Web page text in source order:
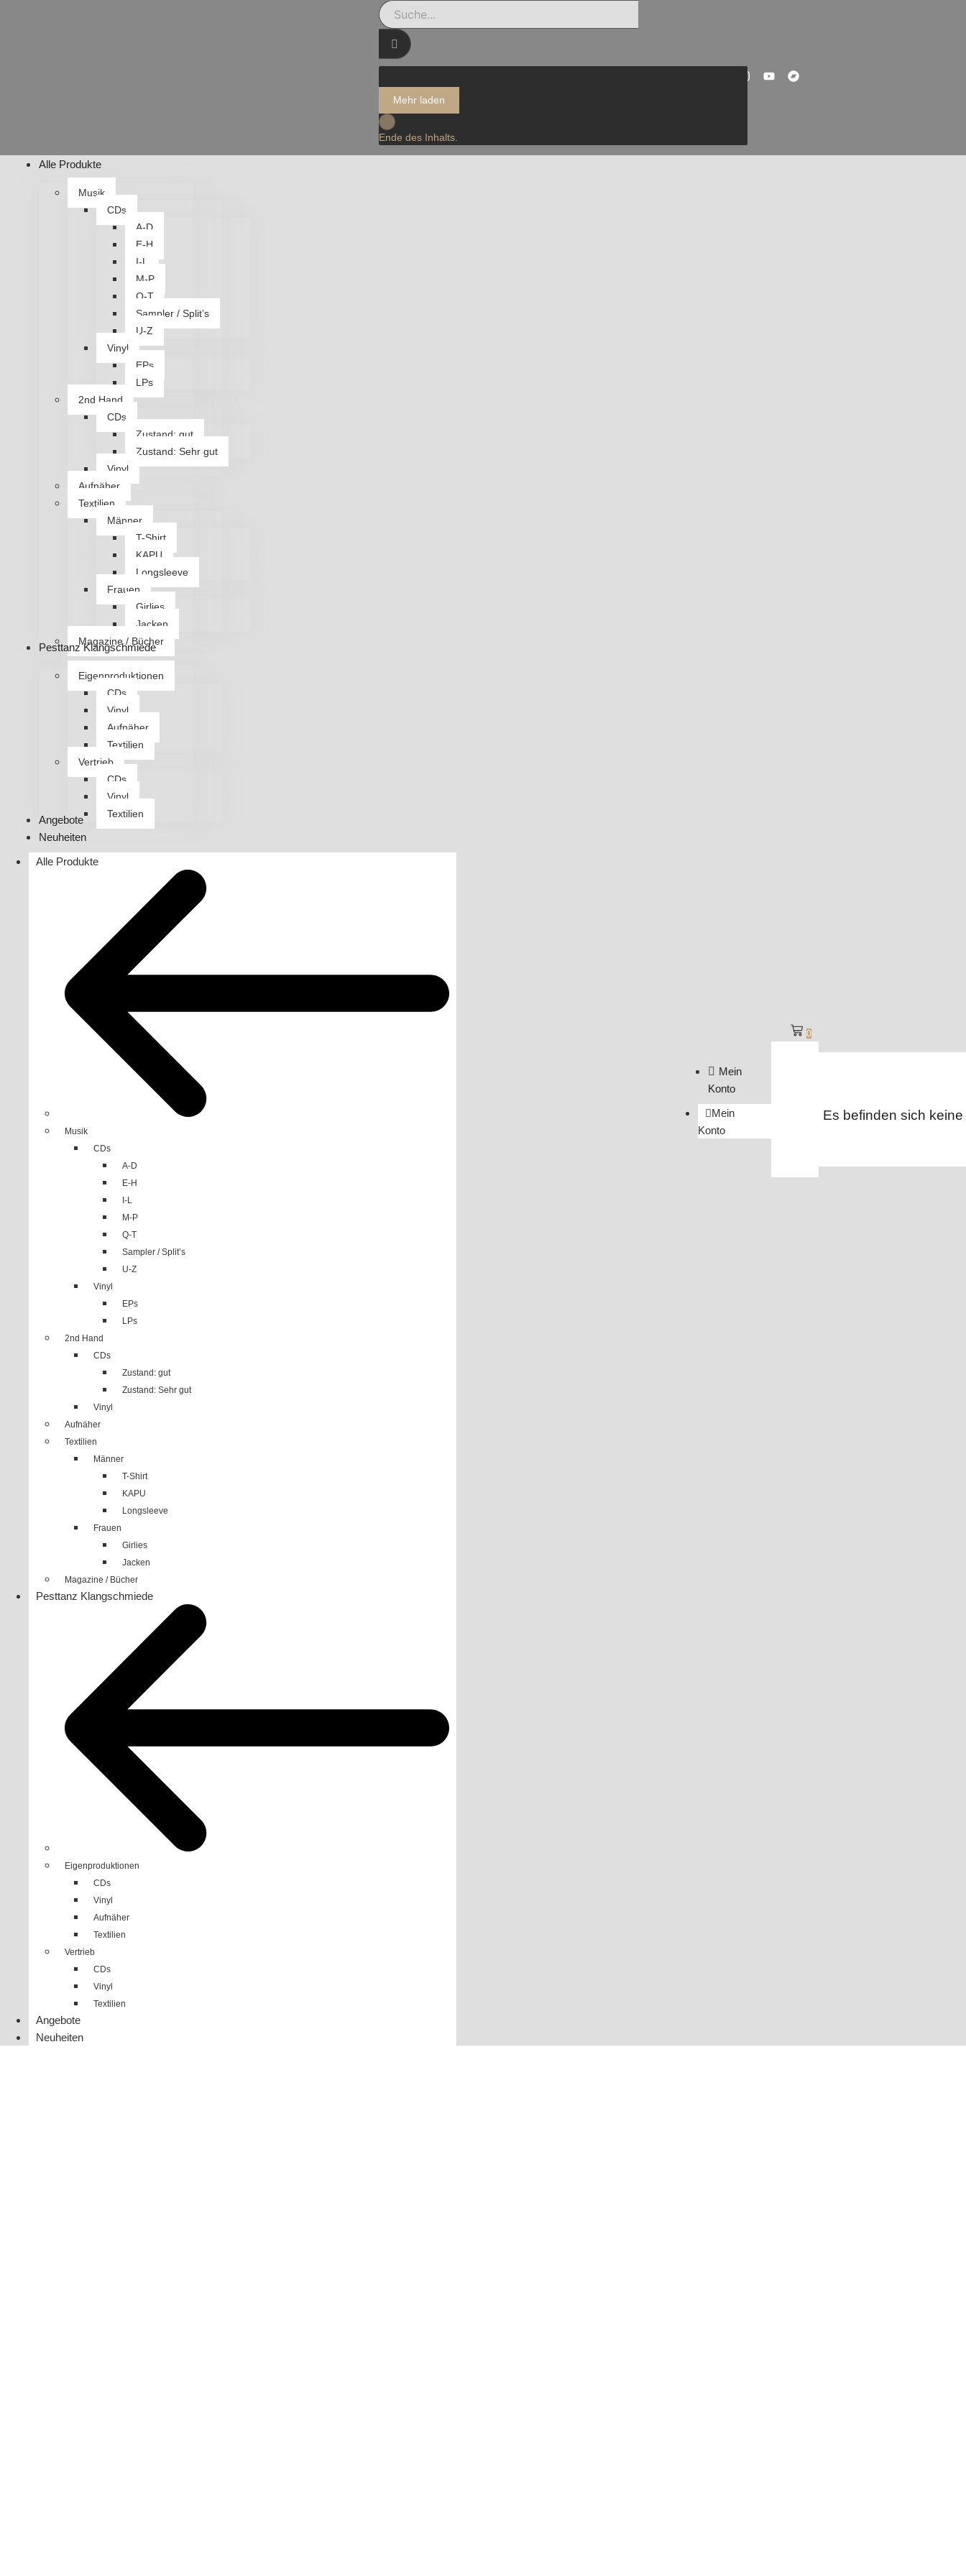
Mehr laden
Ende des Inhalts.
Alle Produkte
Musik
CDs
A-D
E-H
I-L
M-P
Q-T
Sampler / Split’s
U-Z
Vinyl
EPs
LPs
2nd Hand
CDs
Zustand: gut
Zustand: Sehr gut
Vinyl
Aufnäher
Textilien
Männer
T-Shirt
KAPU
Longsleeve
Frauen
Girlies
Jacken
Magazine / Bücher
Pesttanz Klangschmiede
Eigenproduktionen
CDs
Vinyl
Aufnäher
Textilien
Vertrieb
CDs
Vinyl
Textilien
Angebote
Neuheiten
Alle Produkte
Musik
CDs
A-D
E-H
I-L
M-P
Q-T
Sampler / Split’s
U-Z
Vinyl
EPs
LPs
2nd Hand
CDs
Zustand: gut
Zustand: Sehr gut
Vinyl
Aufnäher
Textilien
Männer
T-Shirt
KAPU
Longsleeve
Frauen
Girlies
Jacken
Magazine / Bücher
Pesttanz Klangschmiede
Eigenproduktionen
CDs
Vinyl
Aufnäher
Textilien
Vertrieb
CDs
Vinyl
Textilien
Angebote
Neuheiten
Mein
Konto
Mein
Konto
0
Es befinden sich